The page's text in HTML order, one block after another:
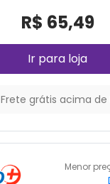
R$ 65,49
Ir para loja
Frete grátis acima de
Menor